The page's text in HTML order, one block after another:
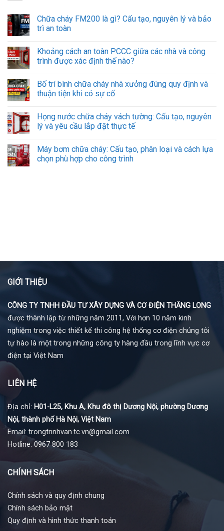
Chữa cháy FM200 là gì? Cấu tạo, nguyên lý và bảo
trì an toàn
Khoảng cách an toàn PCCC giữa các nhà và công
trình được xác định thế nào?
Bố trí bình chữa cháy nhà xưởng đúng quy định và
thuận tiện khi có sự cố
Họng nước chữa cháy vách tường: Cấu tạo, nguyên
lý và yêu cầu lắp đặt thực tế
Máy bơm chữa cháy: Cấu tạo, phân loại và cách lựa
chọn phù hợp cho công trình
GIỚI THIỆU
CÔNG TY TNHH ĐẦU TƯ XÂY DỰNG VÀ CƠ ĐIỆN THĂNG LONG
được thành lập từ những năm 2011, Với hơn 10 năm kinh
nghiệm trong việc thiết kế thi công hệ thống cơ điện chúng tôi
tự hào là một trong những công ty hàng đầu trong lĩnh vực cơ
điện tại Việt Nam
LIÊN HỆ
Địa chỉ: H01-L25, Khu A, Khu đô thị Dương Nội, phường Dương
Nội, thành phố Hà Nội, Việt Nam
Email: trongtrinhvan.tc.vn@gmail.com
Hotline: 0967 800 183
CHÍNH SÁCH
Chính sách và quy định chung
Chính sách bảo mật
Quy định và hình thức thanh toán